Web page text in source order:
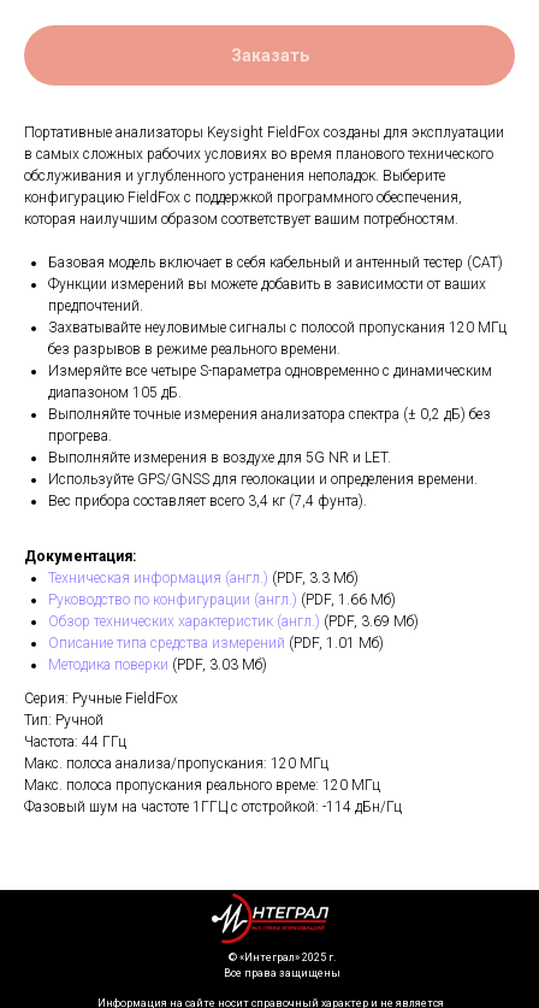
Заказать
Портативные анализаторы Keysight FieldFox созданы для эксплуатации
в самых сложных рабочих условиях во время планового технического
обслуживания и углубленного устранения неполадок. Выберите
конфигурацию FieldFox с поддержкой программного обеспечения,
которая наилучшим образом соответствует вашим потребностям.
Базовая модель включает в себя кабельный и антенный тестер (CAT)
Функции измерений вы можете добавить в зависимости от ваших
предпочтений.
Захватывайте неуловимые сигналы с полосой пропускания 120 МГц
без разрывов в режиме реального времени.
Измеряйте все четыре S-параметра одновременно с динамическим
диапазоном 105 дБ.
Выполняйте точные измерения анализатора спектра (± 0,2 дБ) без
прогрева.
Выполняйте измерения в воздухе для 5G NR и LET.
Используйте GPS/GNSS для геолокации и определения времени.
Вес прибора составляет всего 3,4 кг (7,4 фунта).
Документация:
Техническая информация (англ.) (PDF, 3.3 Мб)
Руководство по конфигурации (англ.) (PDF, 1.66 Мб)
Обзор технических характеристик (англ.) (PDF, 3.69 Мб)
Описание типа средства измерений (PDF, 1.01 Мб)
Методика поверки (PDF, 3.03 Мб)
Серия: Ручные FieldFox
Тип: Ручной
Частота: 44 ГГц
Макс. полоса анализа/пропускания: 120 МГц
Макс. полоса пропускания реального време: 120 МГц
Фазовый шум на частоте 1ГГЦ с отстройкой: -114 дБн/Гц
Информация на сайте носит справочный характер и не является
©️ «Интеграл» 2025 г.
Все права защищены